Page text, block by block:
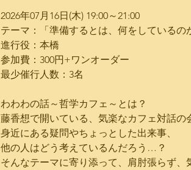
2026年07月16日(木) ​19:00～21:00 ​
テーマ：「準備するとは、何をしているの
進行役：本橋
参加費：300円+ワンオーダー
最少催行人数：3名
わわわの話～哲学カフェ～とは？
藤香想で開いている、気楽なカフェ対話の
身近にある疑問やちょっとした出来事、
他の人はどう考えているんだろう…？
そんなテーマに寄り添って、肩肘張らず、